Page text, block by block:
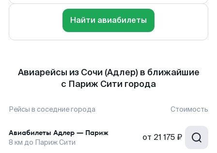
Найти авиабилеты
Авиарейсы из Сочи (Адлер) в ближайшие
с Париж Сити города
Рейсы в соседние города Стоимость
Авиабилеты Адлер — Париж
8 км до Париж Сити от 21 175 ₽